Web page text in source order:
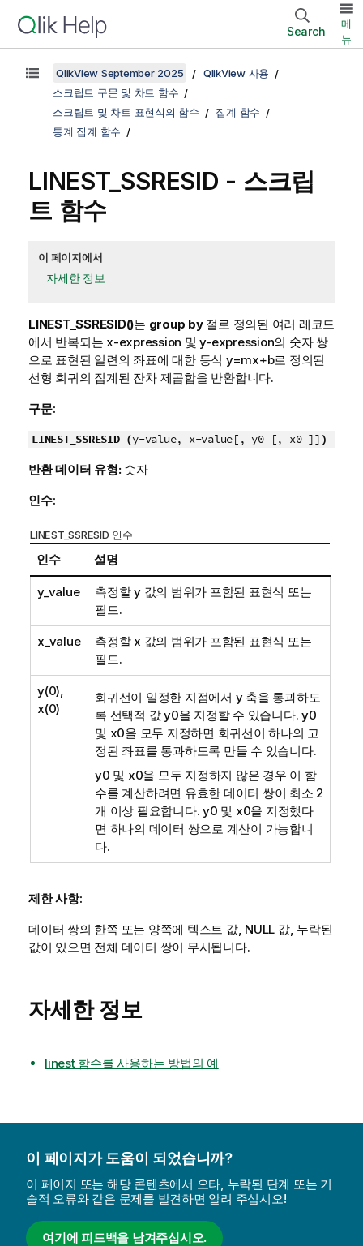
Search
메
뉴
QlikView September 2025
QlikView 사용
스크립트 구문 및 차트 함수
스크립트 및 차트 표현식의 함수
집계 함수
통계 집계 함수
LINEST_SSRESID - 스크립
트 함수
이 페이지에서
자세한 정보
LINEST_SSRESID()는 group by절로 정의된 여러 레코드
에서 반복되는 x-expression 및y-expression의 숫자 쌍
으로 표현된 일련의 좌표에 대한 등식 y=mx+b로 정의된
선형 회귀의 집계된 잔차 제곱합을 반환합니다.
구문:
LINEST_SSRESID (y-value, x-value[, y0 [, x0 ]] )
반환 데이터 유형: 숫자
인수:
LINEST_SSRESID 인수
인수 설명
y_value 측정할y값의 범위가 포함된 표현식 또는
필드.
x_value 측정할 x 값의 범위가 포함된 표현식 또는
필드.
y(0),
x(0)
회귀선이 일정한 지점에서 y 축을 통과하도
록 선택적 값y0을 지정할 수 있습니다. y0
및 x0을 모두 지정하면 회귀선이 하나의 고
정된 좌표를 통과하도록 만들 수 있습니다.
y0 및 x0을 모두 지정하지 않은 경우 이 함
수를 계산하려면 유효한 데이터 쌍이 최소 2
개 이상 필요합니다. y0 및 x0을 지정했다
면 하나의 데이터 쌍으로 계산이 가능합니
다.
제한 사항:
데이터 쌍의 한쪽 또는 양쪽에 텍스트 값, NULL 값, 누락된
값이 있으면 전체 데이터 쌍이 무시됩니다.
자세한 정보
linest 함수를 사용하는 방법의 예
이 페이지가 도움이 되었습니까?
이 페이지 또는 해당 콘텐츠에서 오타, 누락된 단계 또는 기
술적 오류와 같은 문제를 발견하면 알려 주십시오!
여기에 피드백을 남겨주십시오.